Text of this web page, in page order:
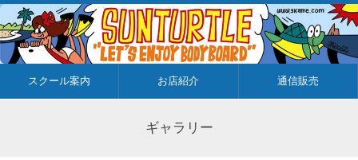
スクール案内 お店紹介 通信販売
ギャラリー